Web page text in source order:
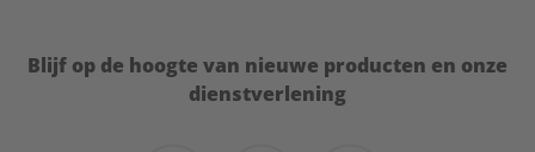
Blijf op de hoogte van nieuwe producten en onze
dienstverlening